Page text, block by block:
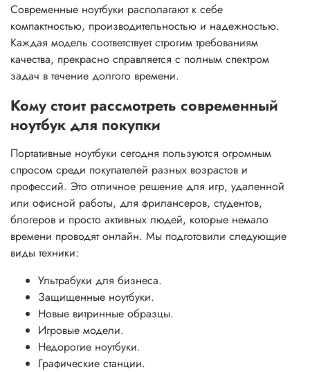
Современные ноутбуки располагают к себе
компактностью, производительностью и надежностью.
Каждая модель соответствует строгим требованиям
качества, прекрасно справляется с полным спектром
задач в течение долгого времени.
Кому стоит рассмотреть современный
ноутбук для покупки
Портативные ноутбуки сегодня пользуются огромным
спросом среди покупателей разных возрастов и
профессий. Это отличное решение для игр, удаленной
или офисной работы, для фрилансеров, студентов,
блогеров и просто активных людей, которые немало
времени проводят онлайн. Мы подготовили следующие
виды техники:
Ультрабуки для бизнеса.
Защищенные ноутбуки.
Новые витринные образцы.
Игровые модели.
Недорогие ноутбуки.
Графические станции.